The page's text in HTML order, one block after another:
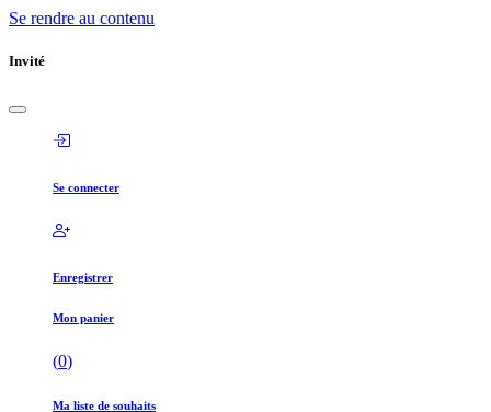
Se rendre au contenu
Invité
Se connecter
Enregistrer
Mon panier
(0)
Ma liste de souhaits